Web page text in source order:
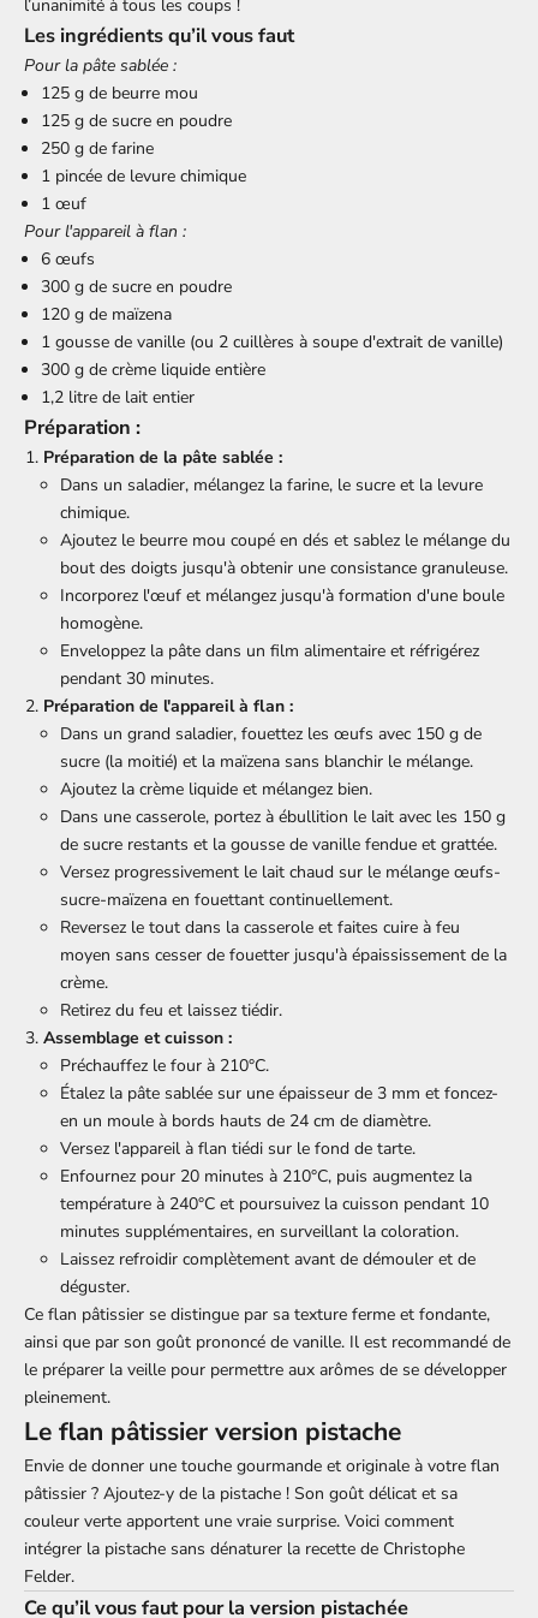
l’unanimité à tous les coups !
Les ingrédients qu’il vous faut
Pour la pâte sablée :
125 g de beurre mou
125 g de sucre en poudre
250 g de farine
1 pincée de levure chimique
1 œuf
Pour l'appareil à flan :
6 œufs
300 g de sucre en poudre
120 g de maïzena
1 gousse de vanille (ou 2 cuillères à soupe d'extrait de vanille)
300 g de crème liquide entière
1,2 litre de lait entier
Préparation :
Préparation de la pâte sablée :
Dans un saladier, mélangez la farine, le sucre et la levure
chimique.
Ajoutez le beurre mou coupé en dés et sablez le mélange du
bout des doigts jusqu'à obtenir une consistance granuleuse.
Incorporez l'œuf et mélangez jusqu'à formation d'une boule
homogène.
Enveloppez la pâte dans un film alimentaire et réfrigérez
pendant 30 minutes.
Préparation de l'appareil à flan :
Dans un grand saladier, fouettez les œufs avec 150 g de
sucre (la moitié) et la maïzena sans blanchir le mélange.
Ajoutez la crème liquide et mélangez bien.
Dans une casserole, portez à ébullition le lait avec les 150 g
de sucre restants et la gousse de vanille fendue et grattée.
Versez progressivement le lait chaud sur le mélange œufs-
sucre-maïzena en fouettant continuellement.
Reversez le tout dans la casserole et faites cuire à feu
moyen sans cesser de fouetter jusqu'à épaississement de la
crème.
Retirez du feu et laissez tiédir.
Assemblage et cuisson :
Préchauffez le four à 210°C.
Étalez la pâte sablée sur une épaisseur de 3 mm et foncez-
en un moule à bords hauts de 24 cm de diamètre.
Versez l'appareil à flan tiédi sur le fond de tarte.
Enfournez pour 20 minutes à 210°C, puis augmentez la
température à 240°C et poursuivez la cuisson pendant 10
minutes supplémentaires, en surveillant la coloration.
Laissez refroidir complètement avant de démouler et de
déguster.
Ce flan pâtissier se distingue par sa texture ferme et fondante,
ainsi que par son goût prononcé de vanille. Il est recommandé de
le préparer la veille pour permettre aux arômes de se développer
pleinement.
Le flan pâtissier version pistache
Envie de donner une touche gourmande et originale à votre flan
pâtissier ? Ajoutez-y de la pistache ! Son goût délicat et sa
couleur verte apportent une vraie surprise. Voici comment
intégrer la pistache sans dénaturer la recette de Christophe
Felder.
Ce qu’il vous faut pour la version pistachée